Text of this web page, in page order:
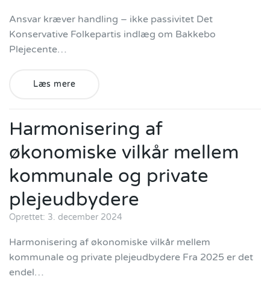
Ansvar kræver handling – ikke passivitet Det
Konservative Folkepartis indlæg om Bakkebo
Plejecente…
Læs mere
Harmonisering af
økonomiske vilkår mellem
kommunale og private
plejeudbydere
Oprettet: 3. december 2024
Harmonisering af økonomiske vilkår mellem
kommunale og private plejeudbydere Fra 2025 er det
endel…